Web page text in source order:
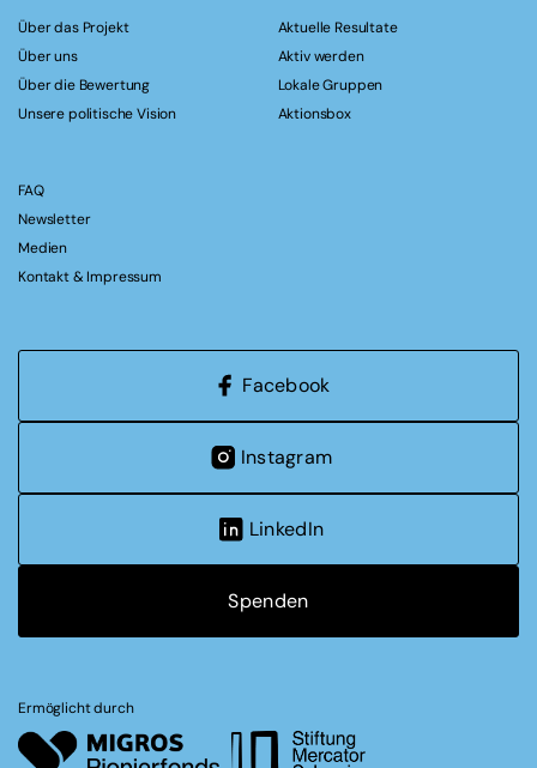
Über das Projekt
Über uns
Über die Bewertung
Unsere politische Vision
Aktuelle Resultate
Aktiv werden
Lokale Gruppen
Aktionsbox
FAQ
Newsletter
Medien
Kontakt & Impressum
Facebook
Instagram
LinkedIn
Spenden
Ermöglicht durch